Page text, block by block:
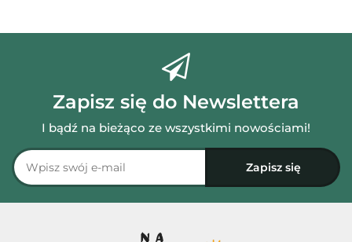
Zapisz się do Newslettera
I bądź na bieżąco ze wszystkimi nowościami!